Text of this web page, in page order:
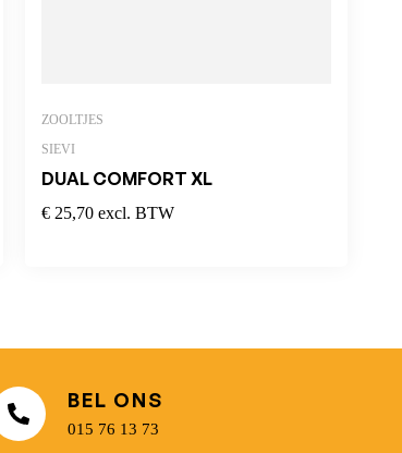
ZOOLTJES
SIEVI
DUAL COMFORT XL
€ 25,70 excl. BTW
BEL ONS
015 76 13 73